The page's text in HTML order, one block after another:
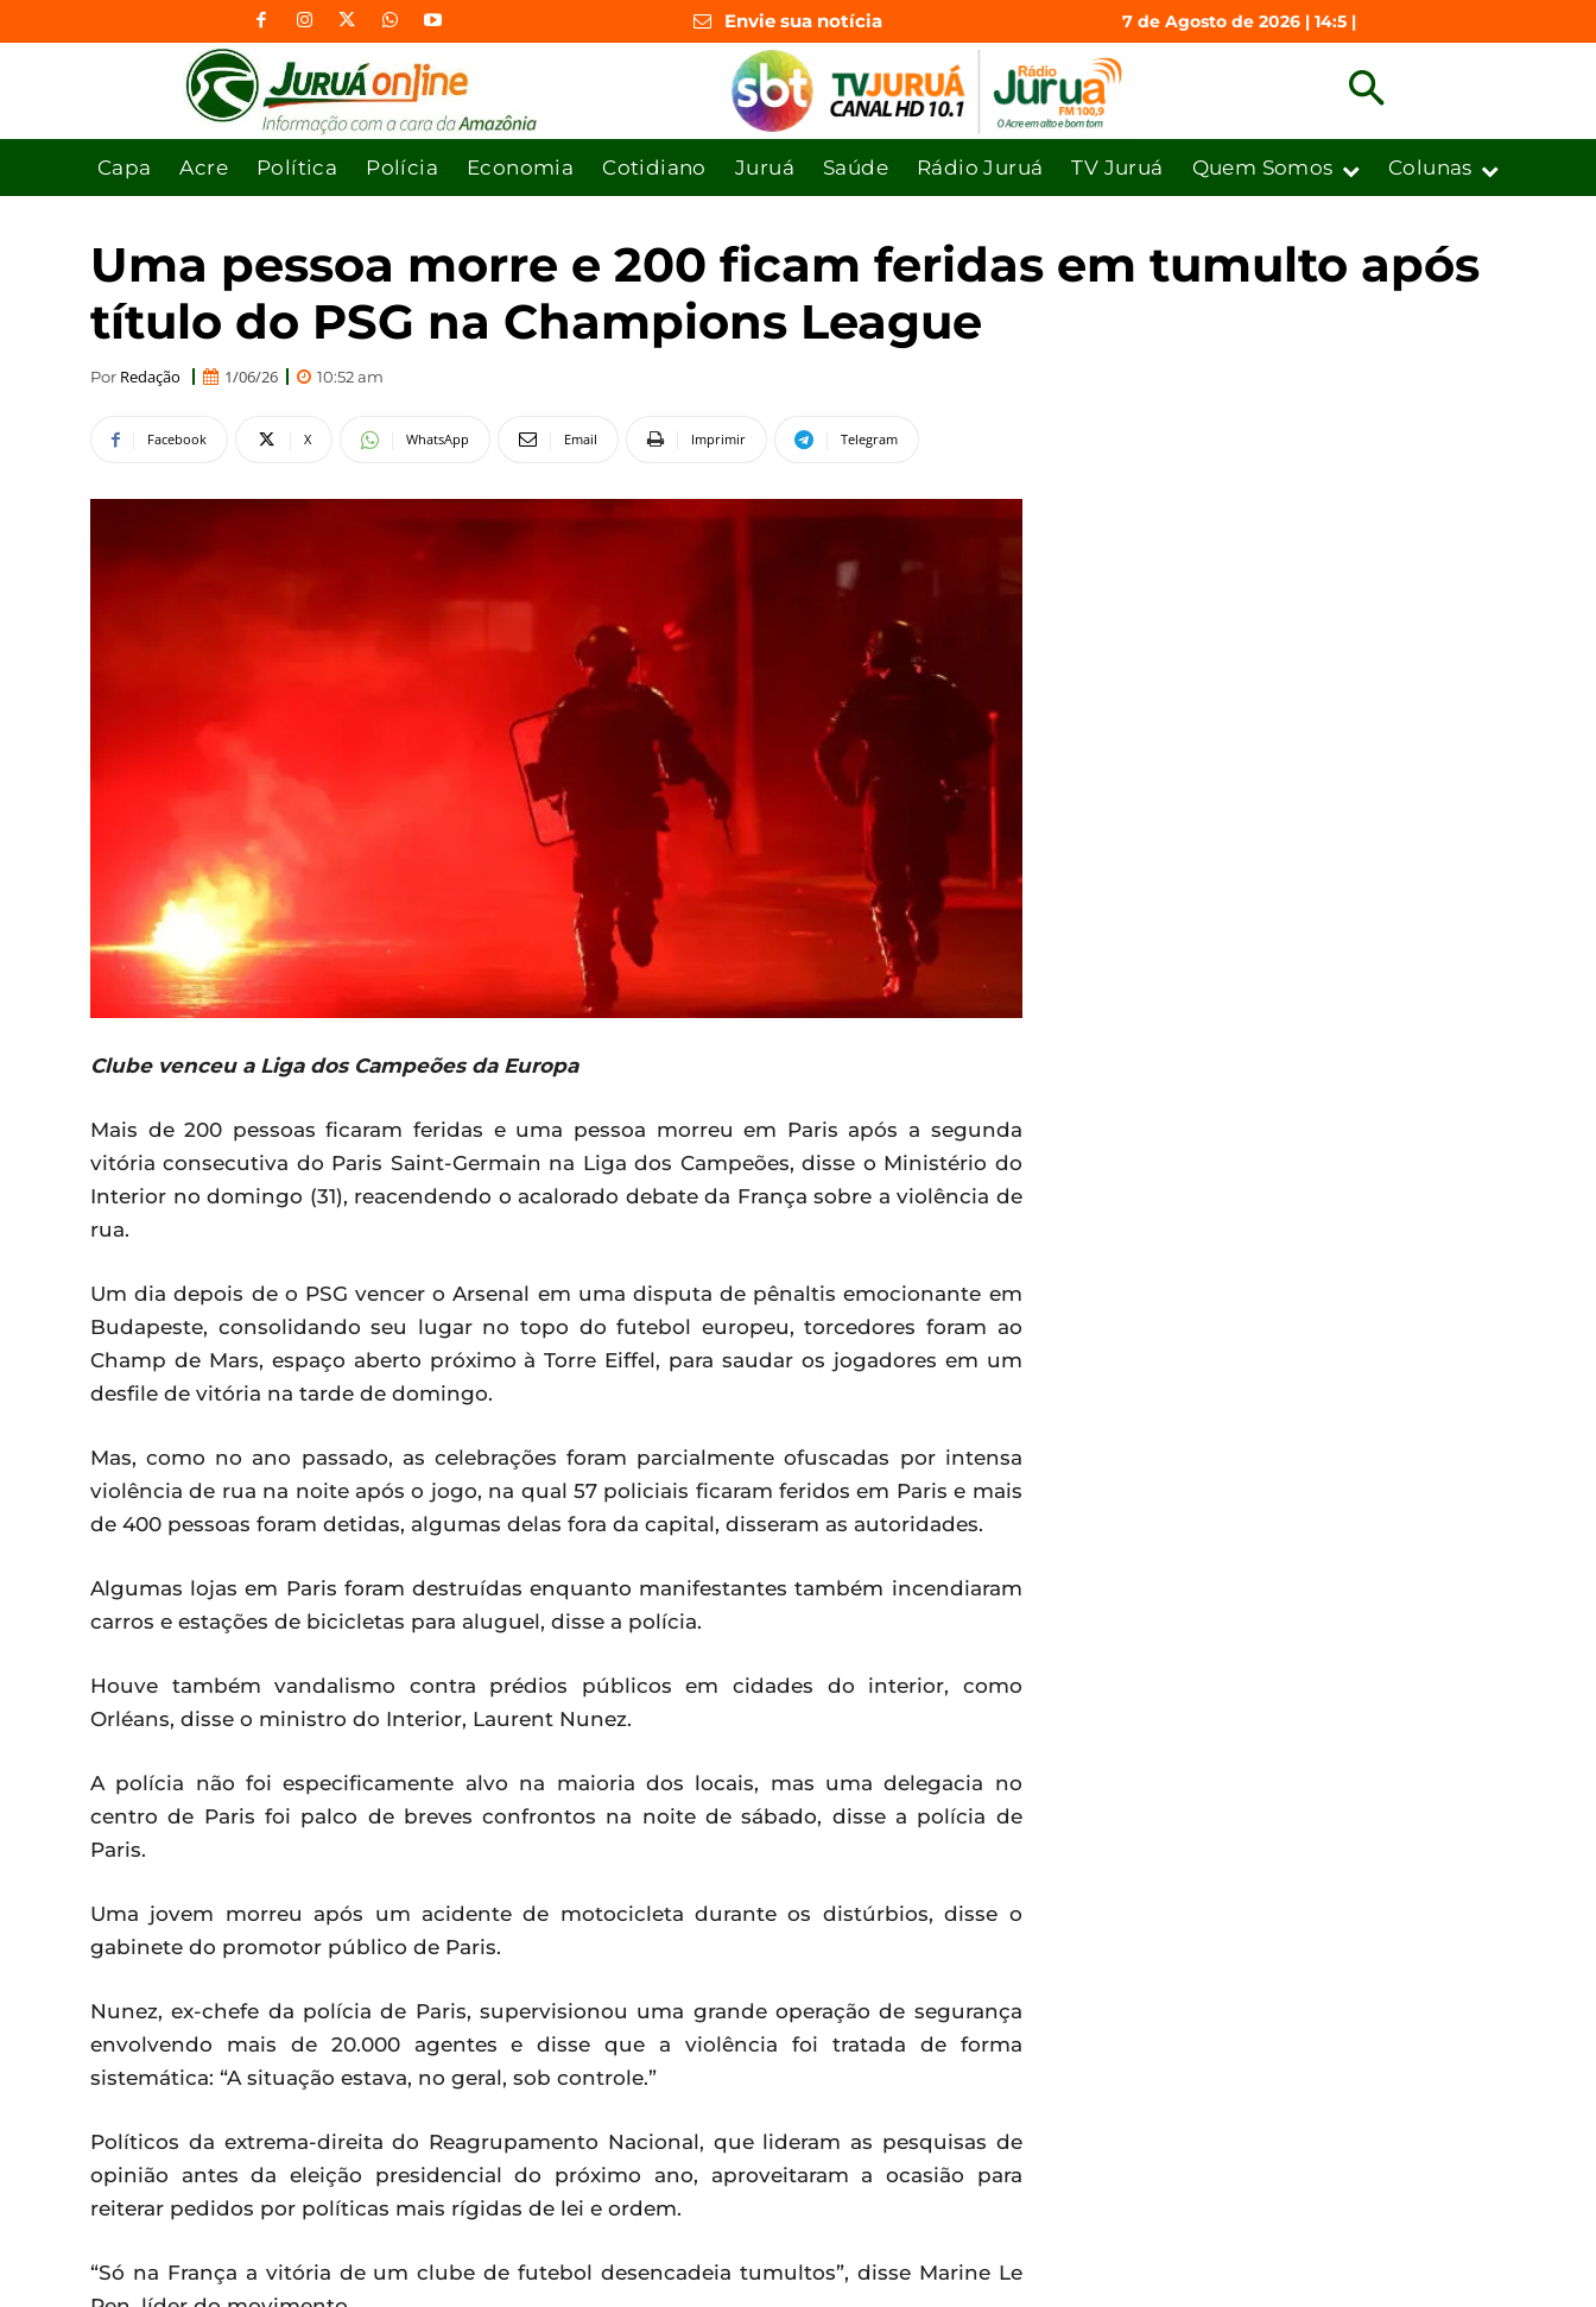
Envie sua notícia 7 de Agosto de 2026 | 14:5 |
Capa Acre Política Polícia Economia Cotidiano Juruá Saúde Rádio Juruá TV Juruá Quem Somos Colunas
Uma pessoa morre e 200 ficam feridas em tumulto após
título do PSG na Champions League
Por Redação 1/06/26 10:52 am
Facebook X WhatsApp Email Imprimir Telegram
Clube venceu a Liga dos Campeões da Europa
Mais de 200 pessoas ficaram feridas e uma pessoa morreu em Paris após a segunda
vitória consecutiva do Paris Saint-Germain na Liga dos Campeões, disse o Ministério do
Interior no domingo (31), reacendendo o acalorado debate da França sobre a violência de
rua.
Um dia depois de o PSG vencer o Arsenal em uma disputa de pênaltis emocionante em
Budapeste, consolidando seu lugar no topo do futebol europeu, torcedores foram ao
Champ de Mars, espaço aberto próximo à Torre Eiffel, para saudar os jogadores em um
desfile de vitória na tarde de domingo.
Mas, como no ano passado, as celebrações foram parcialmente ofuscadas por intensa
violência de rua na noite após o jogo, na qual 57 policiais ficaram feridos em Paris e mais
de 400 pessoas foram detidas, algumas delas fora da capital, disseram as autoridades.
Algumas lojas em Paris foram destruídas enquanto manifestantes também incendiaram
carros e estações de bicicletas para aluguel, disse a polícia.
Houve também vandalismo contra prédios públicos em cidades do interior, como
Orléans, disse o ministro do Interior, Laurent Nunez.
A polícia não foi especificamente alvo na maioria dos locais, mas uma delegacia no
centro de Paris foi palco de breves confrontos na noite de sábado, disse a polícia de
Paris.
Uma jovem morreu após um acidente de motocicleta durante os distúrbios, disse o
gabinete do promotor público de Paris.
Nunez, ex-chefe da polícia de Paris, supervisionou uma grande operação de segurança
envolvendo mais de 20.000 agentes e disse que a violência foi tratada de forma
sistemática: “A situação estava, no geral, sob controle.”
Políticos da extrema-direita do Reagrupamento Nacional, que lideram as pesquisas de
opinião antes da eleição presidencial do próximo ano, aproveitaram a ocasião para
reiterar pedidos por políticas mais rígidas de lei e ordem.
“Só na França a vitória de um clube de futebol desencadeia tumultos”, disse Marine Le